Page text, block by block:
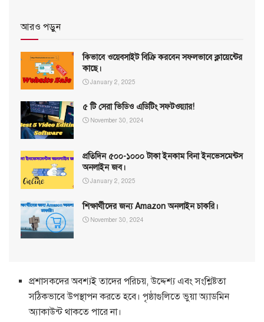
আরও পড়ুন
কিভাবে ওয়েবসাইট বিক্রি করবেন সফলভাবে ক্লায়েন্টের
কাছে।
January 2, 2025
৫ টি সেরা ভিডিও এডিটিং সফটওয়্যার!
November 30, 2024
প্রতিদিন ৫০০-১০০০ টাকা ইনকাম বিনা ইনভেসমেন্টস
অনলাইন জব।
January 2, 2025
শিক্ষার্থীদের জন্য Amazon অনলাইন চাকরি।
November 30, 2024
প্রশাসকদের অবশ্যই তাদের পরিচয়, উদ্দেশ্য এবং সংশ্লিষ্টতা
সঠিকভাবে উপস্থাপন করতে হবে। পৃষ্ঠাগুলিতে ভুয়া অ্যাডমিন
অ্যাকাউন্ট থাকতে পারে না।